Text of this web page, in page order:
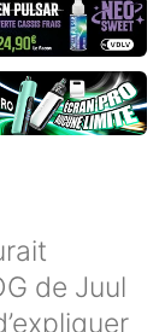
de Juul